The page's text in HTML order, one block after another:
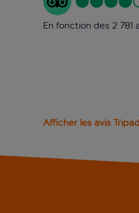
En fonction des 2 781
Afficher les avis